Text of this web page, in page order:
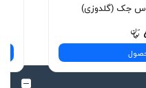
جک (گلدوزی)